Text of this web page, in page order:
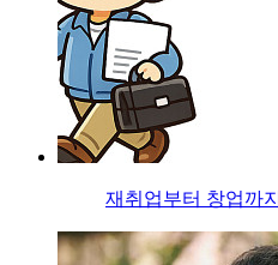
재취업부터 창업까